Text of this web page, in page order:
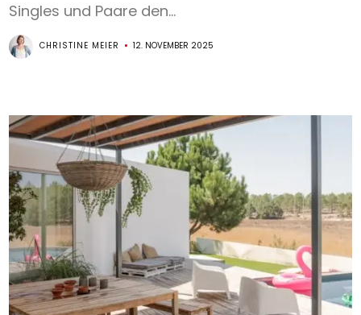
Singles und Paare den...
CHRISTINE MEIER 12. NOVEMBER 2025